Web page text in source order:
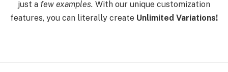
just a few examples. With our unique customization
features, you can literally create Unlimited Variations!